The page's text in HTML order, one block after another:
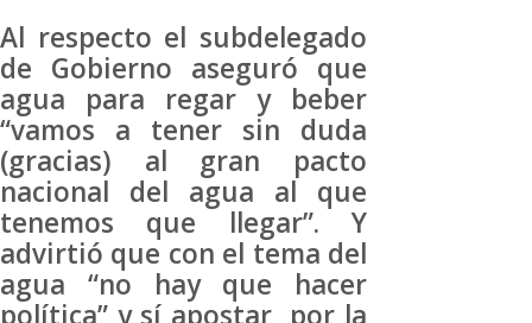
Al respecto el subdelegado
de Gobierno aseguró que
agua para regar y beber
“vamos a tener sin duda
(gracias) al gran pacto
nacional del agua al que
tenemos que llegar”. Y
advirtió que con el tema del
agua “no hay que hacer
política” y sí apostar por la